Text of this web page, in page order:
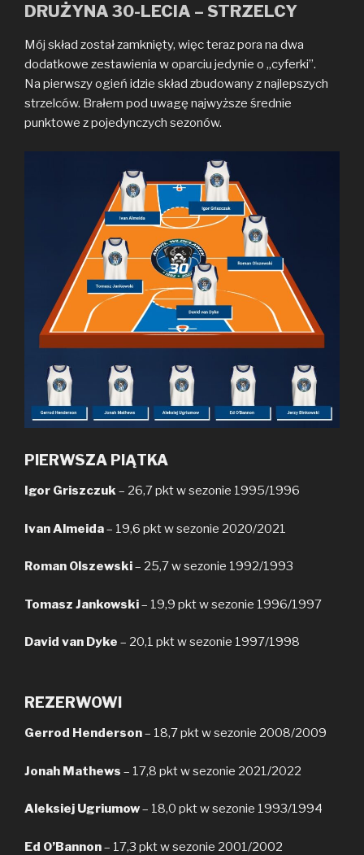
DRUŻYNA 30-LECIA – STRZELCY
Mój skład został zamknięty, więc teraz pora na dwa
dodatkowe zestawienia w oparciu jedynie o „cyferki”.
Na pierwszy ogień idzie skład zbudowany z najlepszych
strzelców. Brałem pod uwagę najwyższe średnie
punktowe z pojedynczych sezonów.
PIERWSZA PIĄTKA
Igor Griszczuk– 26,7 pkt w sezonie 1995/1996
Ivan Almeida– 19,6 pkt w sezonie 2020/2021
Roman Olszewski– 25,7 w sezonie 1992/1993
Tomasz Jankowski– 19,9 pkt w sezonie 1996/1997
David van Dyke – 20,1 pkt w sezonie 1997/1998
REZERWOWI
Gerrod Henderson– 18,7 pkt w sezonie 2008/2009
Jonah Mathews – 17,8 pkt w sezonie 2021/2022
Aleksiej Ugriumow– 18,0 pkt w sezonie 1993/1994
Ed O’Bannon– 17,3 pkt w sezonie 2001/2002